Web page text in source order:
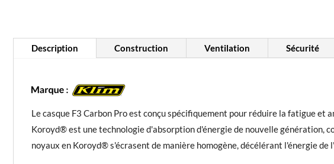
Description Construction Ventilation Sécurité
Le casque F3 Carbon Pro est conçu spécifiquement pour réduire la fatigue
Koroyd® est une technologie d'absorption d'énergie de nouvelle génération,
noyaux en Koroyd® s'écrasent de manière homogène, décélérant l'énergie de